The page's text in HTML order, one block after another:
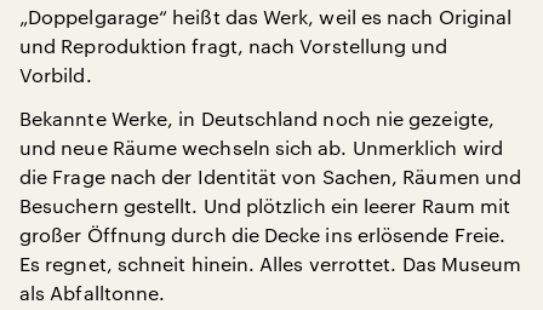
„Doppelgarage“ heißt das Werk, weil es nach Original
und Reproduktion fragt, nach Vorstellung und
Vorbild.
Bekannte Werke, in Deutschland noch nie gezeigte,
und neue Räume wechseln sich ab. Unmerklich wird
die Frage nach der Identität von Sachen, Räumen und
Besuchern gestellt. Und plötzlich ein leerer Raum mit
großer Öffnung durch die Decke ins erlösende Freie.
Es regnet, schneit hinein. Alles verrottet. Das Museum
als Abfalltonne.